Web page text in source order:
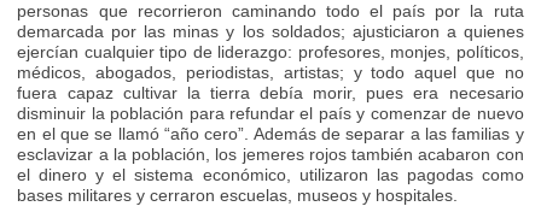
personas que recorrieron caminando todo el país por la ruta
demarcada por las minas y los soldados; ajusticiaron a quienes
ejercían cualquier tipo de liderazgo: profesores, monjes, políticos,
médicos, abogados, periodistas, artistas; y todo aquel que no
fuera capaz cultivar la tierra debía morir, pues era necesario
disminuir la población para refundar el país y comenzar de nuevo
en el que se llamó “año cero”. Además de separar a las familias y
esclavizar a la población, los jemeres rojos también acabaron con
el dinero y el sistema económico, utilizaron las pagodas como
bases militares y cerraron escuelas, museos y hospitales.